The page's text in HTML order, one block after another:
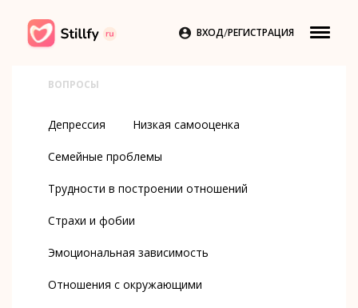
 ВХОД/РЕГИСТРАЦИЯ
ВОПРОСЫ
Депрессия Низкая самооценка
Семейные проблемы
Трудности в построении отношений
Страхи и фобии
Эмоциональная зависимость
Отношения с окружающими